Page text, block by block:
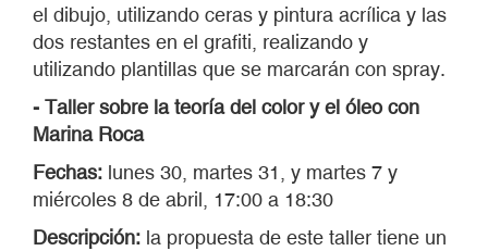
el dibujo, utilizando ceras y pintura acrílica y las
dos restantes en el grafiti, realizando y
utilizando plantillas que se marcarán con spray.
- Taller sobre la teoría del color y el óleo con
Marina Roca
Fechas: lunes 30, martes 31, y martes 7 y
miércoles 8 de abril, 17:00 a 18:30
Descripción: la propuesta de este taller tiene un